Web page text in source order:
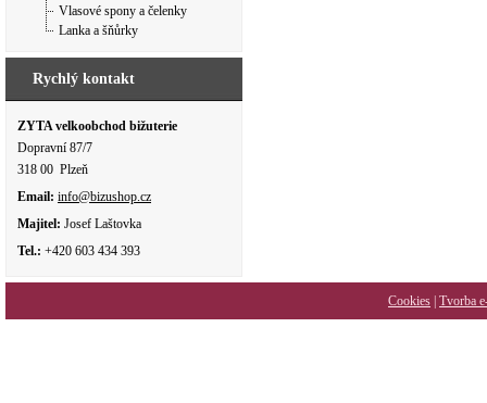
Vlasové spony a čelenky
Lanka a šňůrky
Rychlý kontakt
ZYTA velkoobchod bižuterie
Dopravní 87/7
318 00 Plzeň
Email: info@bizushop.cz
Majitel: Josef Laštovka
Tel.: +420 603 434 393
Cookies Tvorba